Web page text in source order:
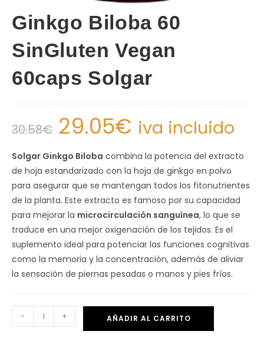
Ginkgo Biloba 60
SinGluten Vegan
60caps Solgar
30.58€ 29.05€ iva incluido
Solgar Ginkgo Biloba combina la potencia del extracto
de hoja estandarizado con la hoja de ginkgo en polvo
para asegurar que se mantengan todos los fitonutrientes
de la planta. Este extracto es famoso por su capacidad
para mejorar la microcirculación sanguínea, lo que se
traduce en una mejor oxigenación de los tejidos. Es el
suplemento ideal para potenciar las funciones cognitivas
como la memoria y la concentración, además de aliviar
la sensación de piernas pesadas o manos y pies fríos.
- + AÑADIR AL CARRITO